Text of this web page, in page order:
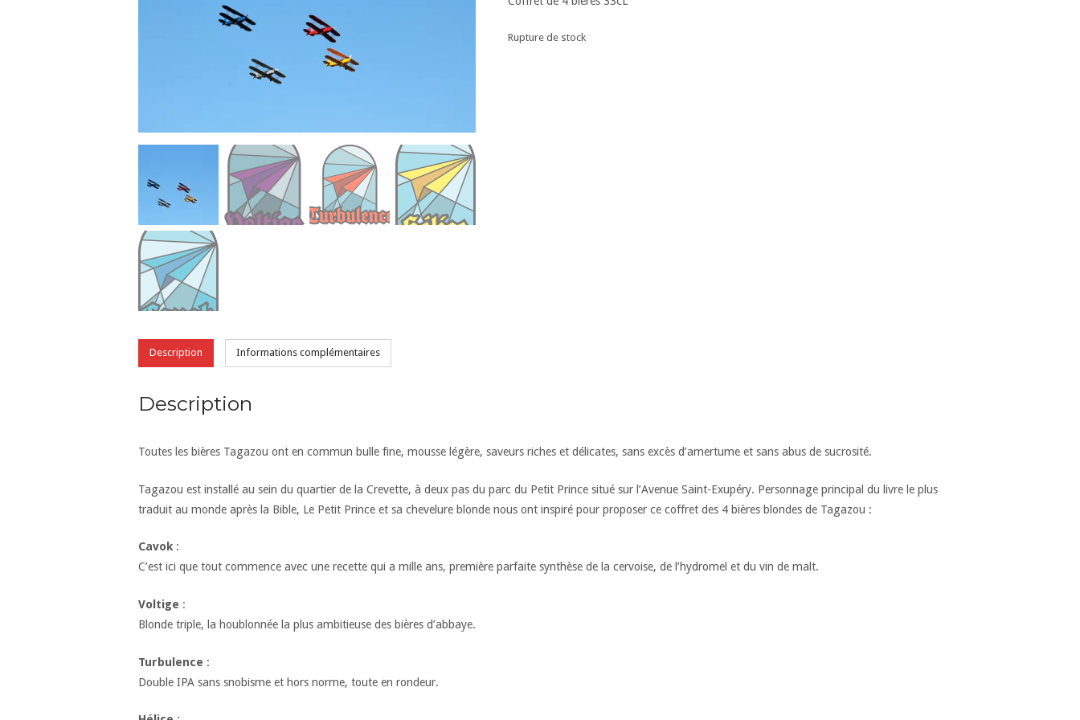
Rupture de stock
Description Informations complémentaires
Description
Toutes les bières Tagazou ont en commun bulle fine, mousse légère, saveurs riches et délicates, sans excès d’amertume et sans abus de sucrosité.
Tagazou est installé au sein du quartier de la Crevette, à deux pas du parc du Petit Prince situé sur l’Avenue Saint-Exupéry. Personnage principal du livre le plus
traduit au monde après la Bible, Le Petit Prince et sa chevelure blonde nous ont inspiré pour proposer ce coffret des 4 bières blondes de Tagazou :
Cavok :
C’est ici que tout commence avec une recette qui a mille ans, première parfaite synthèse de la cervoise, de l’hydromel et du vin de malt.
Voltige :
Blonde triple, la houblonnée la plus ambitieuse des bières d’abbaye.
Turbulence :
Double IPA sans snobisme et hors norme, toute en rondeur.